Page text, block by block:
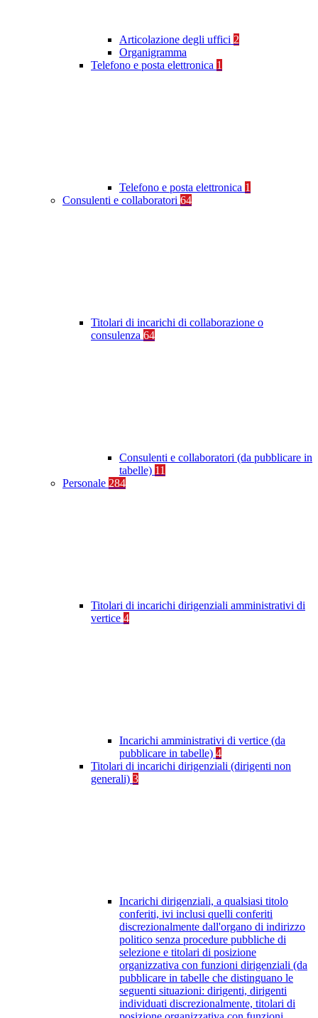
Articolazione degli uffici 2
Organigramma
Telefono e posta elettronica 1
Telefono e posta elettronica 1
Consulenti e collaboratori 64
Titolari di incarichi di collaborazione o
consulenza 64
Consulenti e collaboratori (da pubblicare in
tabelle) 11
Personale 284
Titolari di incarichi dirigenziali amministrativi di
vertice 4
Incarichi amministrativi di vertice (da
pubblicare in tabelle) 4
Titolari di incarichi dirigenziali (dirigenti non
generali) 3
Incarichi dirigenziali, a qualsiasi titolo
conferiti, ivi inclusi quelli conferiti
discrezionalmente dall'organo di indirizzo
politico senza procedure pubbliche di
selezione e titolari di posizione
organizzativa con funzioni dirigenziali (da
pubblicare in tabelle che distinguano le
seguenti situazioni: dirigenti, dirigenti
individuati discrezionalmente, titolari di